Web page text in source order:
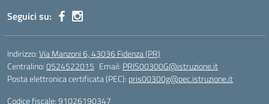
Seguici su:
Indirizzo:Via Manzoni 6, 43036 Fidenza (PR)
Centralino:0524522015 Email: PRIS00300G@istruzione.it
Posta elettronica certificata (PEC): pris00300g@pec.istruzione.it
Codice fiscale: 91026190347